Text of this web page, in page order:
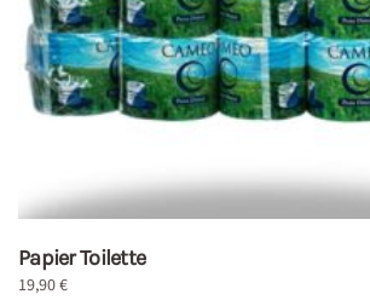
Papier Toilette
19,90€